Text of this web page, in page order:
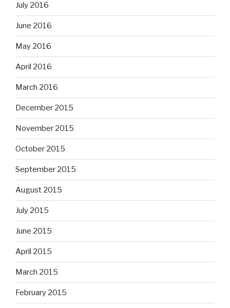
July 2016
June 2016
May 2016
April 2016
March 2016
December 2015
November 2015
October 2015
September 2015
August 2015
July 2015
June 2015
April 2015
March 2015
February 2015